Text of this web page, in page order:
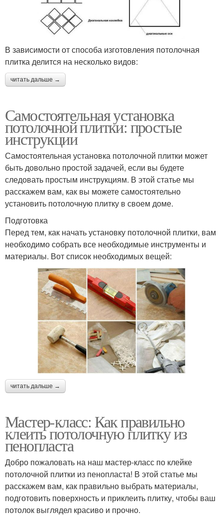
В зависимости от способа изготовления потолочная
плитка делится на несколько видов:
читать дальше →
Самостоятельная установка
потолочной плитки: простые
инструкции
Самостоятельная установка потолочной плитки может
быть довольно простой задачей, если вы будете
следовать простым инструкциям. В этой статье мы
расскажем вам, как вы можете самостоятельно
установить потолочную плитку в своем доме.
Подготовка
Перед тем, как начать установку потолочной плитки, вам
необходимо собрать все необходимые инструменты и
материалы. Вот список необходимых вещей:
читать дальше →
Мастер-класс: Как правильно
клеить потолочную плитку из
пенопласта
Добро пожаловать на наш мастер-класс по клейке
потолочной плитки из пенопласта! В этой статье мы
расскажем вам, как правильно выбрать материалы,
подготовить поверхность и приклеить плитку, чтобы ваш
потолок выглядел красиво и прочно.